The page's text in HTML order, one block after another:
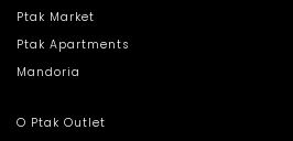
Ptak Market
Ptak Apartments
Mandoria
O Ptak Outlet